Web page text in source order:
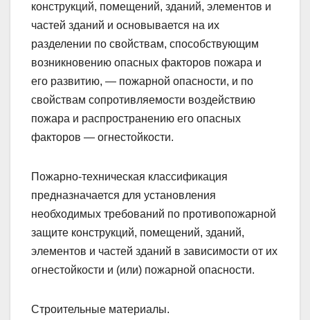
конструкций, помещений, зданий, элементов и
частей зданий и основывается на их
разделении по свойствам, способствующим
возникновению опасных факторов пожара и
его развитию, — пожарной опасности, и по
свойствам сопротивляемости воздействию
пожара и распространению его опасных
факторов — огнестойкости.
Пожарно-техническая классификация
предназначается для установления
необходимых требований по противопожарной
защите конструкций, помещений, зданий,
элементов и частей зданий в зависимости от их
огнестойкости и (или) пожарной опасности.
Строительные материалы.